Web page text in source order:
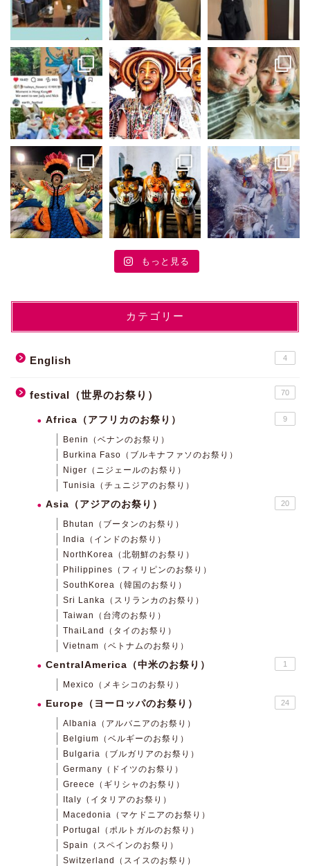
もっと見る
カテゴリー
English 4
festival（世界のお祭り） 70
Africa（アフリカのお祭り） 9
Benin（ベナンのお祭り）
Burkina Faso（ブルキナファソのお祭り）
Niger（ニジェールのお祭り）
Tunisia（チュニジアのお祭り）
Asia（アジアのお祭り） 20
Bhutan（ブータンのお祭り）
India（インドのお祭り）
NorthKorea（北朝鮮のお祭り）
Philippines（フィリピンのお祭り）
SouthKorea（韓国のお祭り）
Sri Lanka（スリランカのお祭り）
Taiwan（台湾のお祭り）
ThaiLand（タイのお祭り）
Vietnam（ベトナムのお祭り）
CentralAmerica（中米のお祭り） 1
Mexico（メキシコのお祭り）
Europe（ヨーロッパのお祭り） 24
Albania（アルバニアのお祭り）
Belgium（ベルギーのお祭り）
Bulgaria（ブルガリアのお祭り）
Germany（ドイツのお祭り）
Greece（ギリシャのお祭り）
Italy（イタリアのお祭り）
Macedonia（マケドニアのお祭り）
Portugal（ポルトガルのお祭り）
Spain（スペインのお祭り）
Switzerland（スイスのお祭り）